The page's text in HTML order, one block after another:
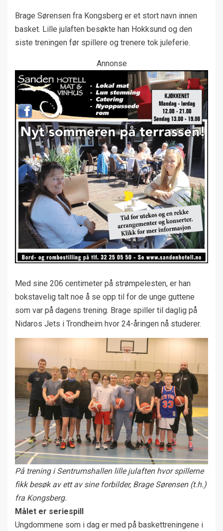
Brage Sørensen fra Kongsberg er et stort navn innen
basket. Lille julaften besøkte han Hokksund og den
siste treningen før spillere og trenere tok juleferie.
Annonse
Med sine 206 centimeter på strømpelesten, er han
bokstavelig talt noe å se opp til for de unge guttene
som var på dagens trening. Brage spiller til daglig på
Nidaros Jets i Trondheim hvor 24-åringen nå studerer.
På trening i Sentrumshallen lille julaften hvor spillerne
fikk besøk av ett av sine forbilder, Brage Sørensen (t.h.)
fra Kongsberg.
Målet er seriespill
Ungdommene som i dag er med på baskettreningene i